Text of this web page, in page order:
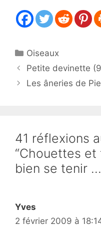
Catégories
Oiseaux
Petite devinette
Les âneries de
41 réflexions
“Chouettes et
bien se tenir
Yves
2 février 2009 à